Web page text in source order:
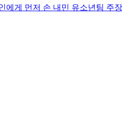
에게 먼저 손 내민 유소년팀 주